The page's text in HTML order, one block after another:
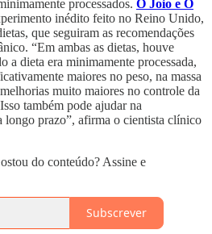
processados. O Joio e O
inédito feito no Reino Unido,
que seguiram as recomendações
“Em ambas as dietas, houve
a dieta era minimamente processada,
maiores no peso, na massa
muito maiores no controle da
também pode ajudar na
longo prazo”, afirma o cientista clínico
do conteúdo? Assine e
Subscrever